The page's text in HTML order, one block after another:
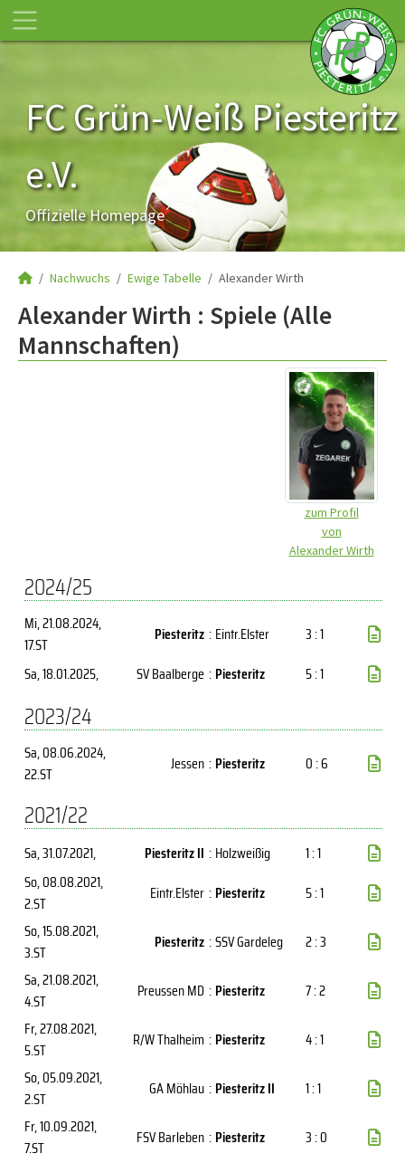
FC Grün-Weiß Piesteritz
e.V.
Offizielle Homepage
Nachwuchs Ewige Tabelle Alexander Wirth
Alexander Wirth : Spiele (Alle
Mannschaften)
zum Profil
von
Alexander Wirth
2024/25
Mi, 21.08.2024,
17.ST
Piesteritz : Eintr.Elster
3 : 1
Sa, 18.01.2025, SV Baalberge : Piesteritz 5 : 1
2023/24
Sa, 08.06.2024,
22.ST
Jessen : Piesteritz 0 : 6
2021/22
Sa, 31.07.2021, Piesteritz II : Holzweißig
1 : 1
So, 08.08.2021,
2.ST
Eintr.Elster : Piesteritz
5 : 1
So, 15.08.2021,
3.ST
Piesteritz :SSV Gardeleg
2 : 3
Sa, 21.08.2021,
4.ST
Preussen MD : Piesteritz
7 : 2
Fr, 27.08.2021,
5.ST
R/W Thalheim : Piesteritz
4 : 1
So, 05.09.2021,
2.ST
GA Möhlau : Piesteritz II
1 : 1
Fr, 10.09.2021,
7.ST
FSV Barleben : Piesteritz
3 : 0